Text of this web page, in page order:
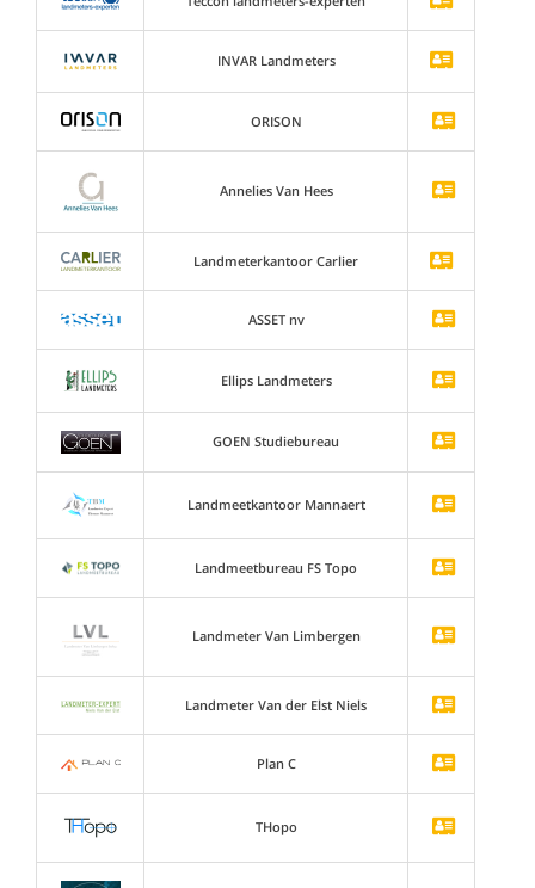
INVAR Landmeters
ORISON
Annelies Van Hees
Landmeterkantoor Carlier
ASSET nv
Ellips Landmeters
GOEN Studiebureau
Landmeetkantoor Mannaert
Landmeetbureau FS Topo
Landmeter Van Limbergen
Landmeter Van der Elst Niels
Plan C
THopo